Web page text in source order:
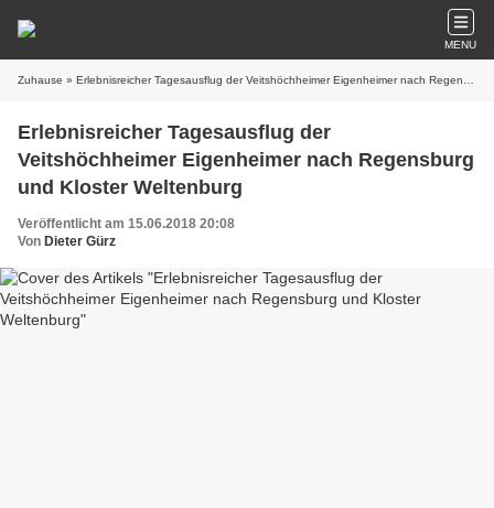
MENU
Zuhause » Erlebnisreicher Tagesausflug der Veitshöchheimer Eigenheimer nach Regensburg und Kloster Weltenburg
Erlebnisreicher Tagesausflug der
Veitshöchheimer Eigenheimer nach Regensburg
und Kloster Weltenburg
Veröffentlicht am 15.06.2018 20:08
Von Dieter Gürz